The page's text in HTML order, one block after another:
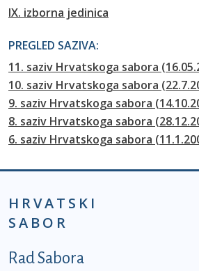
IX. izborna jedinica
PREGLED SAZIVA:
11. saziv Hrvatskoga sabora
10. saziv Hrvatskoga sabora
9. saziv Hrvatskoga sabora
8. saziv Hrvatskoga sabora
6. saziv Hrvatskoga sabora
HRVATSKI
SABOR
Podnožje prvi izbornik
Rad Sabora